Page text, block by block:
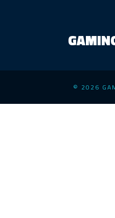
© 2026